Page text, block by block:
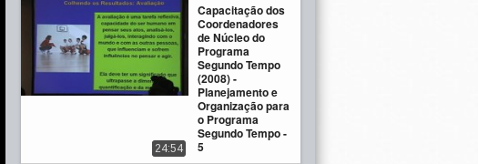
Capacitação dos
Coordenadores
de Núcleo do
Programa
Segundo Tempo
(2008) -
Planejamento e
Organização para
o Programa
Segundo Tempo -
5
24:54